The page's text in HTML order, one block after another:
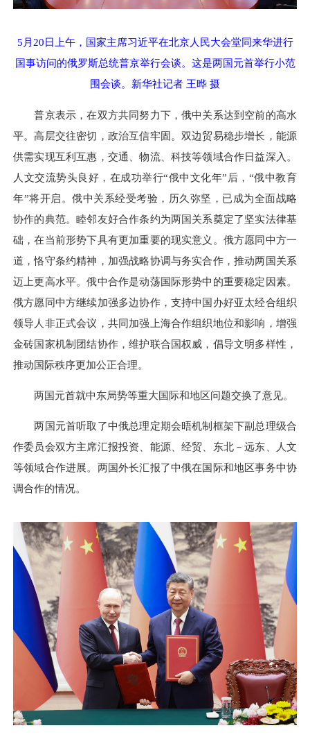
5月20日上午，国家主席习近平在北京人民大会堂同来华进行
国事访问的俄罗斯总统普京举行会谈。这是两国元首举行小范
围会谈。新华社记者 王晔 摄
普京表示，在双方共同努力下，俄中关系达到空前的高水
平。高层交往密切，政治互信牢固。双边贸易稳步增长，能源
供需实现互利互惠，交通、物流、科技等领域合作日益深入。
人文交流势头良好，在成功举行“俄中文化年”后，“俄中教育
年”将开启。俄中关系经受考验，历久弥坚，已成为全面战略
协作的典范。睦邻友好合作条约为两国关系奠定了坚实法律基
础，在当前形势下具有更加重要的现实意义。俄方愿同中方一
道，恪守条约精神，加强战略协调与务实合作，推动两国关系
迈上更高水平。俄中合作是动荡国际形势中的重要稳定因素。
俄方愿同中方继续加强多边协作，支持中国办好亚太经合组织
领导人非正式会议，共同加强上海合作组织地位和影响，增强
金砖国家机制团结协作，维护联合国权威，倡导文明多样性，
推动国际秩序更加公正合理。
两国元首就中东局势等重大国际和地区问题交换了意见。
两国元首听取了中俄总理定期会晤机制框架下副总理级合
作委员会双方主席汇报投资、能源、经贸、东北－远东、人文
等领域合作进展。两国外长汇报了中俄在国际和地区事务中协
调合作的情况。